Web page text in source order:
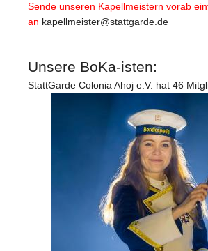
Sende unseren Kapellmeistern vorab
an kapellmeister@stattgarde.de
Unsere BoKa-isten:
StattGarde Colonia Ahoj e.V. hat 46